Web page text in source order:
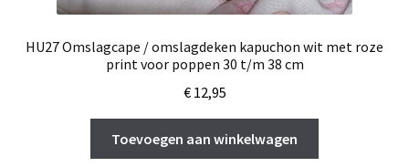
HU27 Omslagcape / omslagdeken kapuchon wit met roze
print voor poppen 30 t/m 38 cm
€12,95
Toevoegen aan winkelwagen